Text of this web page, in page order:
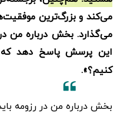
می‌کند و بزرگ‌ترین
می‌گذارد. بخش درباره من
این پرسش پاسخ دهد که
کنیم؟».
بخش درباره من در رزومه